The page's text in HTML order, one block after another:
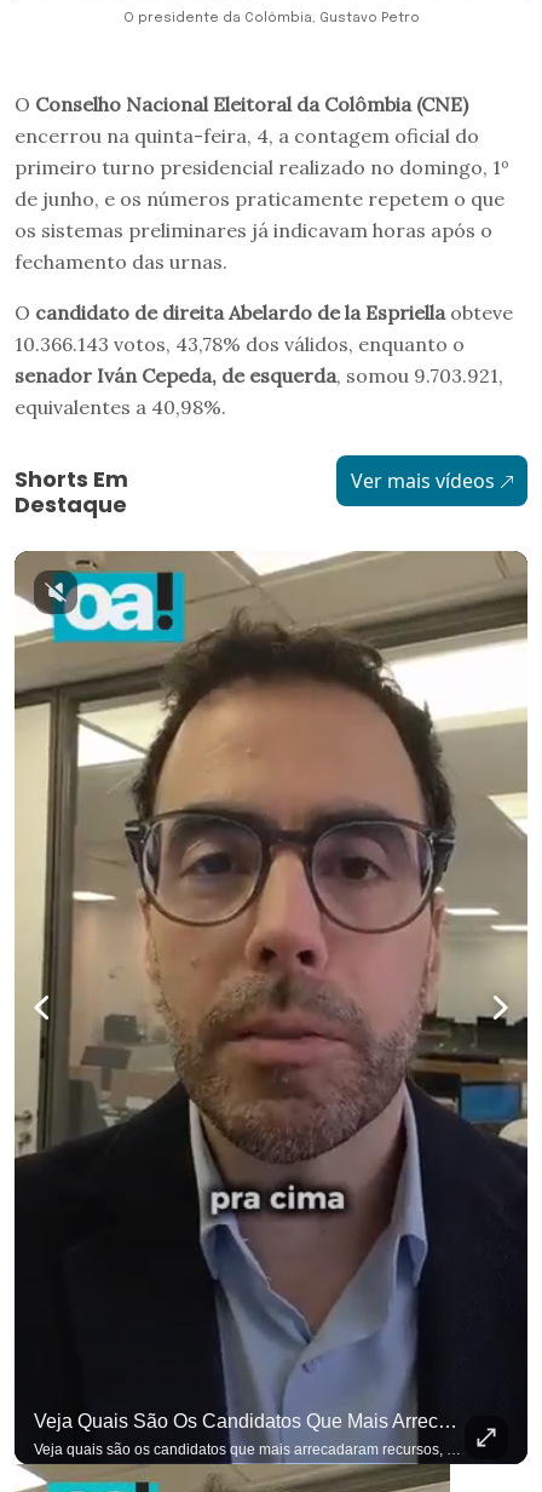
O presidente da Colômbia, Gustavo Petro
O Conselho Nacional Eleitoral da Colômbia (CNE)
encerrou na quinta-feira, 4, a contagem oficial do
primeiro turno presidencial realizado no domingo, 1º
de junho, e os números praticamente repetem o que
os sistemas preliminares já indicavam horas após o
fechamento das urnas.
O candidato de direita Abelardo de la Espriella obteve
10.366.143 votos, 43,78% dos válidos, enquanto o
senador Iván Cepeda, de esquerda, somou 9.703.921,
equivalentes a 40,98%.
Shorts Em
Destaque
Ver mais vídeos
Veja Quais São Os Candidatos Que Mais Arrecadaram Recursos, Até Agora, Por Meio De Vaquinhas Eleito